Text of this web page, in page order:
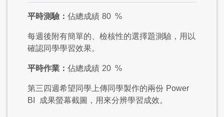
平時測驗： 佔總成績 80 %
每週後附有簡單的、檢核性的選擇題測驗，用以
確認同學學習效果。
平時作業： 佔總成績 20 %
第三四週希望同學上傳同學製作的兩份 Power
BI
成果螢幕截圖，用來分辨學習成效。